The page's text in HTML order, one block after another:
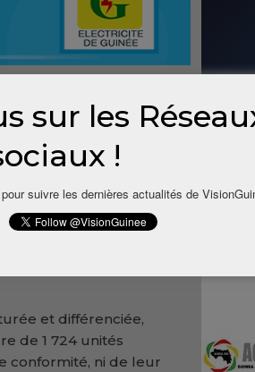
Guinée poursuit
industriel en Guinée.
sécuriser les
est même
que celui de l’eau et
interroge
et différenciée,
de 1 724 unités
conformité, ni de leur
sur les
!
suivre les dernières actualités de